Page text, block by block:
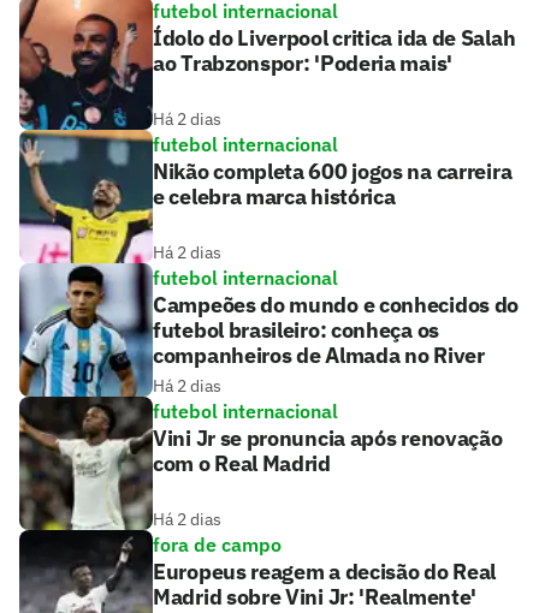
futebol internacional
Ídolo do Liverpool critica ida de Salah
ao Trabzonspor: 'Poderia mais'
Há 2 dias
futebol internacional
Nikão completa 600 jogos na carreira
e celebra marca histórica
Há 2 dias
futebol internacional
Campeões do mundo e conhecidos do
futebol brasileiro: conheça os
companheiros de Almada no River
Há 2 dias
futebol internacional
Vini Jr se pronuncia após renovação
com o Real Madrid
Há 2 dias
fora de campo
Europeus reagem a decisão do Real
Madrid sobre Vini Jr: 'Realmente'